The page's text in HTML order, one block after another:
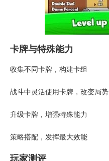
卡牌与特殊能力
收集不同卡牌，构建卡组
战斗中灵活使用卡牌，改变局势
升级卡牌，增强特殊能力
策略搭配，发挥最大效能
玩家测评